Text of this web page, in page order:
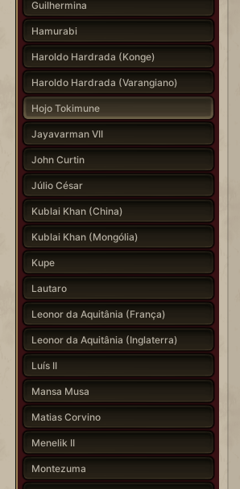
Guilhermina
Hamurabi
Haroldo Hardrada (Konge)
Haroldo Hardrada (Varangiano)
Hojo Tokimune
Jayavarman VII
John Curtin
Júlio César
Kublai Khan (China)
Kublai Khan (Mongólia)
Kupe
Lautaro
Leonor da Aquitânia (França)
Leonor da Aquitânia (Inglaterra)
Luís II
Mansa Musa
Matias Corvino
Menelik II
Montezuma